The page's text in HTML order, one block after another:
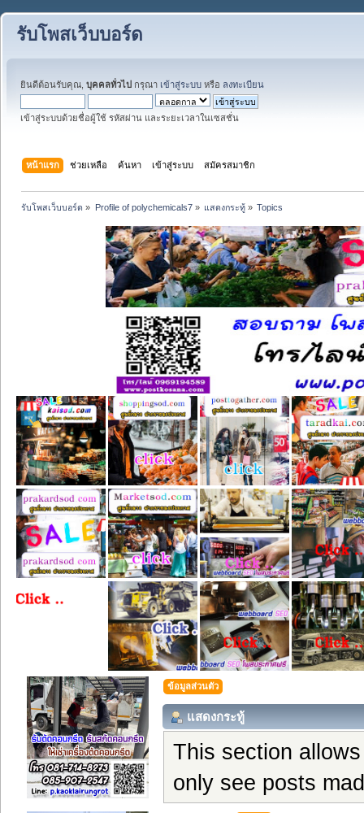
รับโพสเว็บบอร์ด
ยินดีต้อนรับคุณ, บุคคลทั่วไป กรุณา เข้าสู่ระบบ หรือ ลงทะเบียน
เข้าสู่ระบบด้วยชื่อผู้ใช้ รหัสผ่าน และระยะเวลาในเซสชั่น
หน้าแรก ช่วยเหลือ ค้นหา เข้าสู่ระบบ สมัครสมาชิก
รับโพสเว็บบอร์ด » Profile of polychemicals7» แสดงกระทู้» Topics
ข้อมูลส่วนตัว
แสดงกระทู้
This section
only see posts